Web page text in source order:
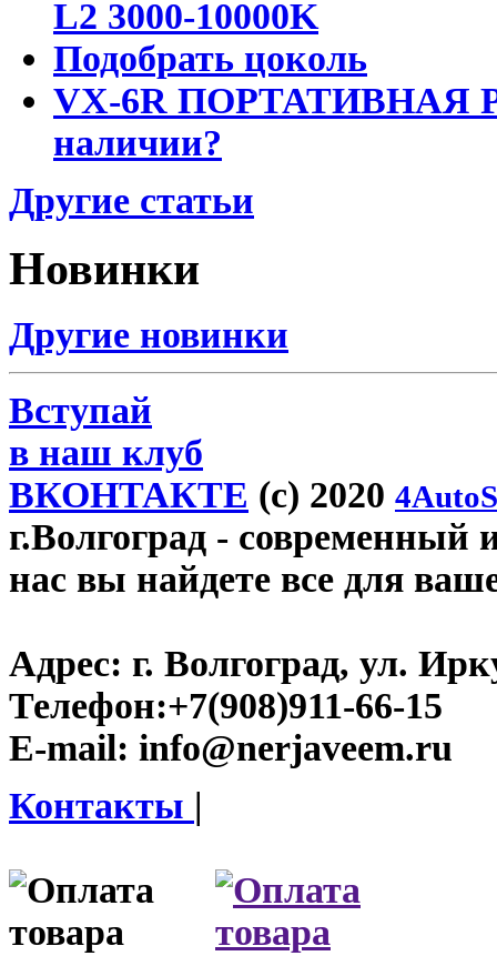
L2 3000-10000K
Подобрать цоколь
VX-6R ПОРТАТИВНАЯ
наличии?
Другие статьи
Новинки
Другие новинки
Вступай
в наш клуб
ВКОНТАКТЕ (c) 2020
г.Волгоград - современный
нас вы найдете все для
Адрес: г. Волгоград, ул.
Телефон:+7(908)911-66-15
E-mail: info@nerjaveem.ru
Контакты |